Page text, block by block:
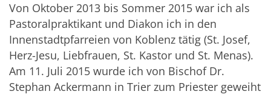
Von Oktober 2013 bis Sommer 2015 war ich als
Pastoralpraktikant und Diakon ich in den
Innenstadtpfarreien von Koblenz tätig (St. Josef,
Herz-Jesu, Liebfrauen, St. Kastor und St. Menas).
Am 11. Juli 2015 wurde ich von Bischof Dr.
Stephan Ackermann in Trier zum Priester geweiht